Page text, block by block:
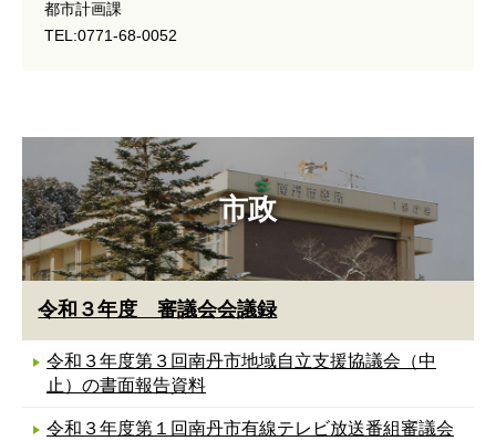
市政
令和３年度 審議会会議録
令和３年度第３回南丹市地域自立支援協議会（中
止）の書面報告資料
令和３年度第１回南丹市有線テレビ放送番組審議会
都市計画課
TEL:0771-68-0052